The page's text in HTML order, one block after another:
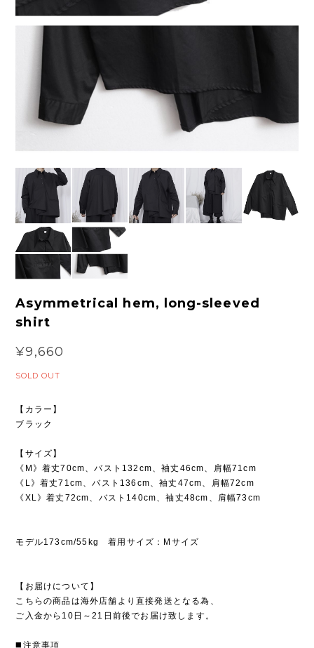
Asymmetrical hem, long-sleeved
shirt
¥9,660
SOLD OUT
【カラー】
ブラック
【サイズ】
《M》着丈70cm、バスト132cm、袖丈46cm、肩幅71cm
《L》着丈71cm、バスト136cm、袖丈47cm、肩幅72cm
《XL》着丈72cm、バスト140cm、袖丈48cm、肩幅73cm
モデル173cm/55kg 着用サイズ：Mサイズ
【お届けについて】
こちらの商品は海外店舗より直接発送となる為、
ご入金から10日～21日前後でお届け致します。
◼️注意事項